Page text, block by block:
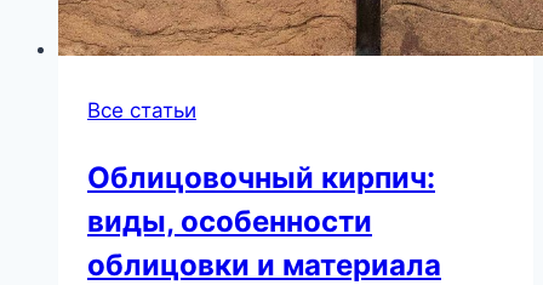
Все статьи
Облицовочный кирпич:
виды, особенности
облицовки и материала